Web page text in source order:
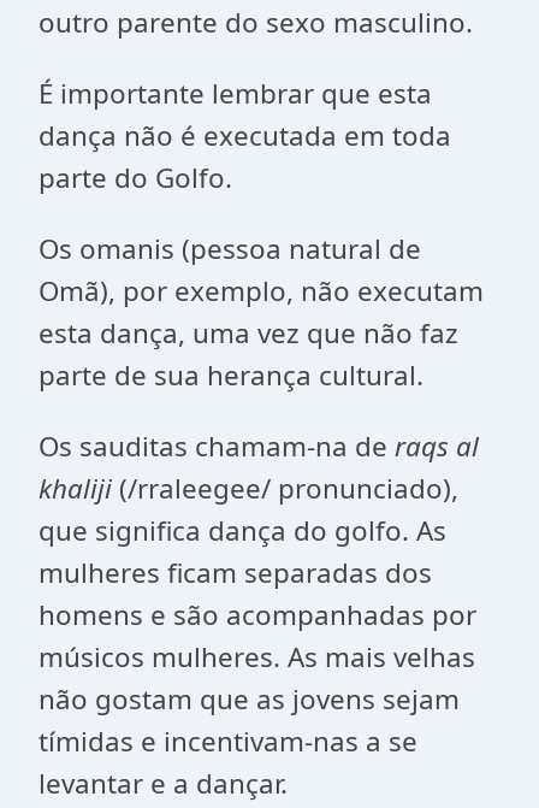
outro parente do sexo masculino.
É importante lembrar que esta
dança não é executada em toda
parte do Golfo.
Os omanis (pessoa natural de
Omã), por exemplo, não executam
esta dança, uma vez que não faz
parte de sua herança cultural.
Os sauditas chamam-na de raqs al
khaliji (/rraleegee/ pronunciado),
que significa dança do golfo. As
mulheres ficam separadas dos
homens e são acompanhadas por
músicos mulheres. As mais velhas
não gostam que as jovens sejam
tímidas e incentivam-nas a se
levantar e a dançar.